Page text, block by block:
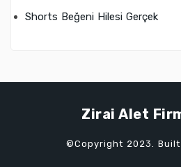
Shorts Beğeni Hilesi Gerçek
Zirai Alet
©Copyright 2023. Built